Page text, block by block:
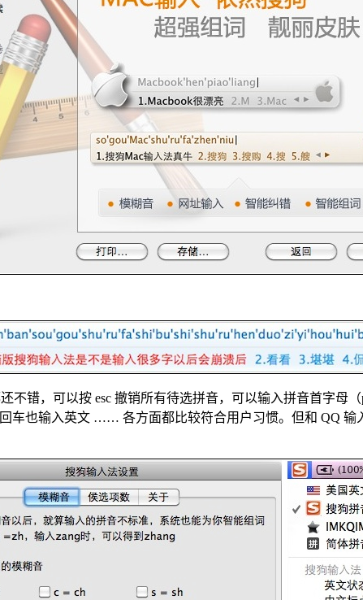
错，可以按 esc 撤销所有待选拼音，可以输入拼音首字母
车也输入英文 …… 各方面都比较符合用户习惯。但和 QQ 输